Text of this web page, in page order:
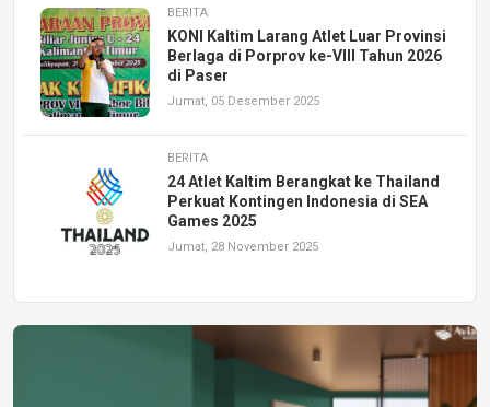
BERITA
KONI Kaltim Larang Atlet Luar Provinsi
Berlaga di Porprov ke-VIII Tahun 2026
di Paser
Jumat, 05 Desember 2025
BERITA
24 Atlet Kaltim Berangkat ke Thailand
Perkuat Kontingen Indonesia di SEA
Games 2025
Jumat, 28 November 2025